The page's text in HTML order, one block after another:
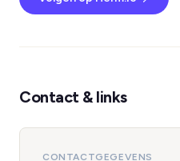
Contact & links
CONTACTGEGEVENS